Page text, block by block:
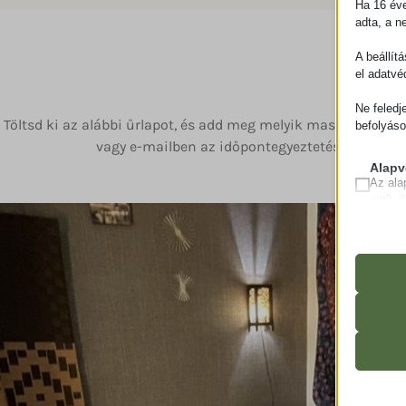
Töltsd ki az alábbi űrlapot, és add meg melyik
vagy e-mailben az időpontegyeztetéshez. Így
Ha 16
adta, a
A
el
Ne
Az
sütik
A
Ezek